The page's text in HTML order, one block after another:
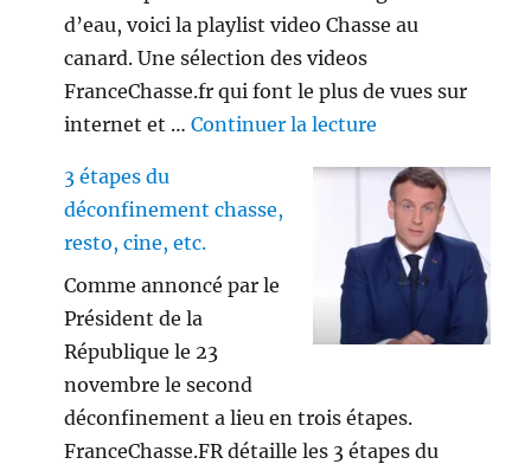
d’eau, voici la playlist video Chasse au
canard. Une sélection des videos
FranceChasse.fr qui font le plus de vues sur
internet et …Continuer la lecture
3 étapes du
déconfinement chasse,
resto, cine, etc.
Comme annoncé par le
Président de la
République le 23
novembre le second
déconfinement a lieu en trois étapes.
FranceChasse.FR détaille les 3 étapes du